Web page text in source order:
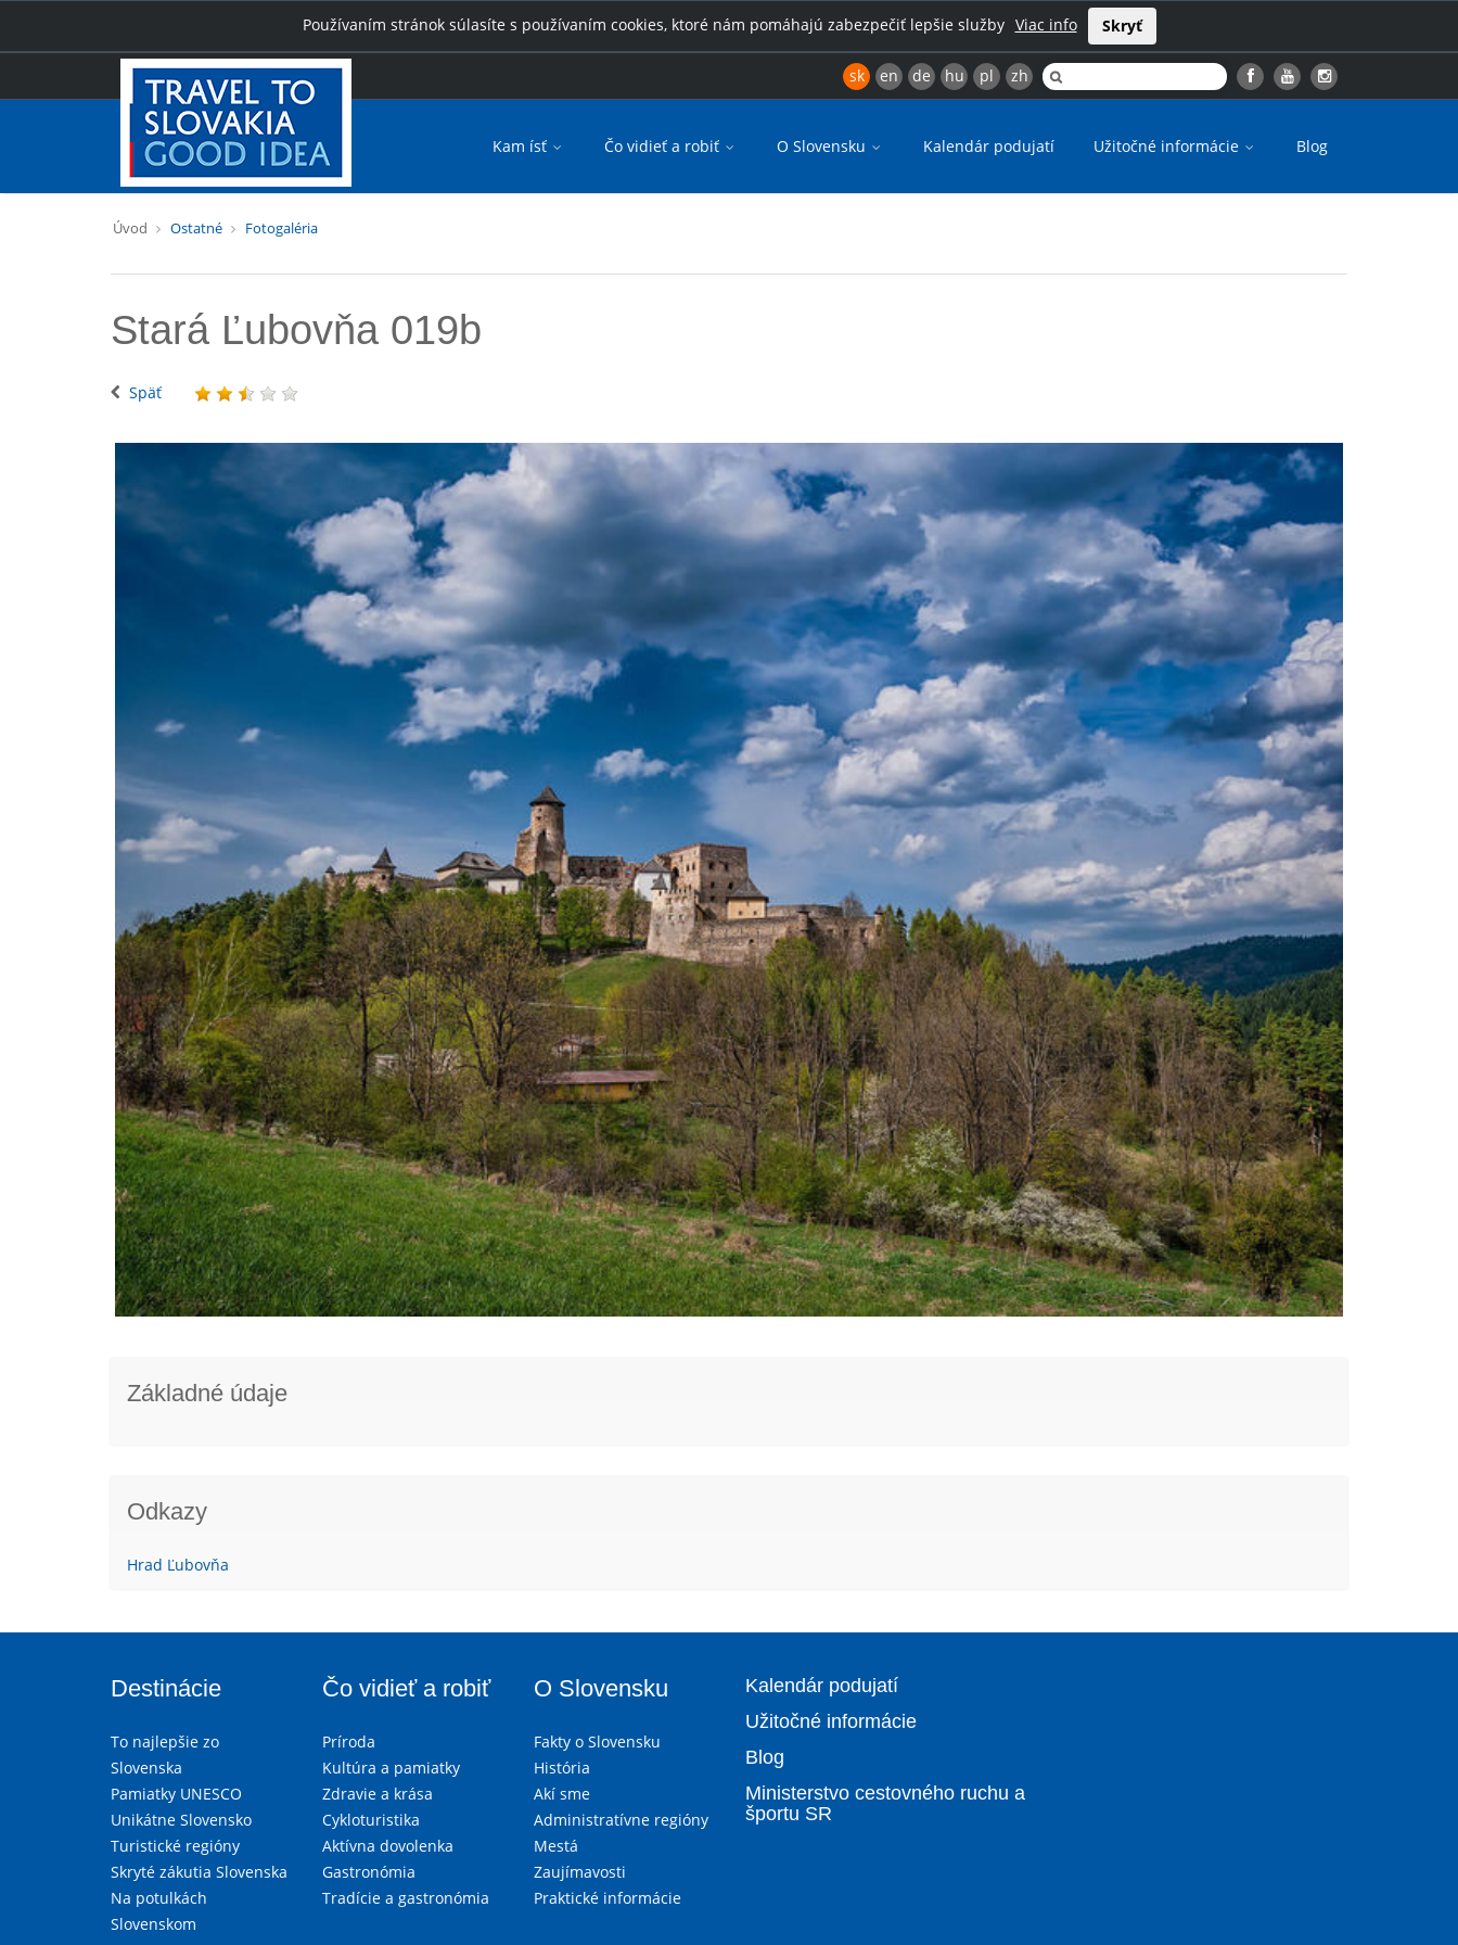
Používaním stránok súlasíte s používaním cookies, ktoré nám pomáhajú zabezpečiť lepšie služby Viac info Skryť
sk en de hu pl zh
Kam ísť Čo vidieť a robiť O Slovensku Kalendár podujatí Užitočné informácie Blog
Úvod Ostatné Fotogaléria
Stará Ľubovňa 019b
Späť
Základné údaje
Odkazy
Hrad Ľubovňa
Destinácie
To najlepšie zo
Slovenska
Pamiatky UNESCO
Unikátne Slovensko
Turistické regióny
Skryté zákutia Slovenska
Na potulkách
Slovenskom
Čo vidieť a robiť
Príroda
Kultúra a pamiatky
Zdravie a krása
Cykloturistika
Aktívna dovolenka
Gastronómia
Tradície a gastronómia
O Slovensku
Fakty o Slovensku
História
Akí sme
Administratívne regióny
Mestá
Zaujímavosti
Praktické informácie
Kalendár podujatí
Užitočné informácie
Blog
Ministerstvo cestovného ruchu a
športu SR